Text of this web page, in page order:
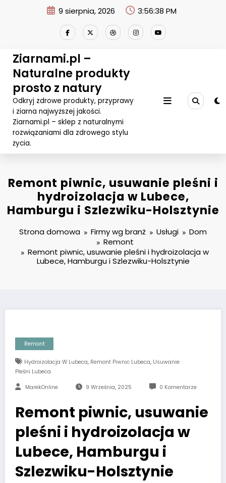
9 sierpnia, 2026 3:56:38 PM
Ziarnami.pl –
Naturalne produkty
prosto z natury
Odkryj zdrowe produkty, przyprawy
i ziarna najwyższej jakości.
Ziarnami.pl – sklep z naturalnymi
rozwiązaniami dla zdrowego stylu
życia.
Remont piwnic, usuwanie pleśni i
hydroizolacja w Lubece,
Hamburgu i Szlezwiku-Holsztynie
Strona domowa Firmy wg branż Usługi
Dom
Remont
Remont piwnic, usuwanie pleśni i hydroizolacja w
Lubece, Hamburgu i Szlezwiku-Holsztynie
Remont
Hydroizolacja W Lubeca, Remont Piwnic Lubeca, Usuwanie
Pleśni Lubeca
MarekOnline 9 Września, 2025 0 Komentarze
Remont piwnic, usuwanie
pleśni i hydroizolacja w
Lubece, Hamburgu i
Szlezwiku-Holsztynie